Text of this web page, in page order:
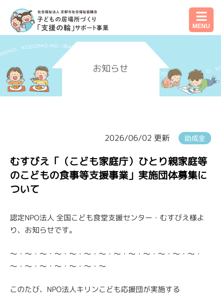
MENU
お知らせ
2026/06/02 更新 助成金
むすびえ「（こども家庭庁）ひとり親家庭等
のこどもの食事等支援事業」実施団体募集に
ついて
認定NPO法人 全国こども食堂支援センター・むすびえ様よ
り、お知らせです。
～・～・～・～・～・～・～・～・～・～・～・～・～・
～・～・～・～・～・～・～
このたび、 NPO法人キリンこども応援団が実施する